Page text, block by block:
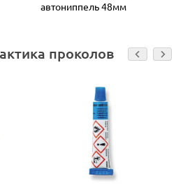
автониппель 48мм
проколов